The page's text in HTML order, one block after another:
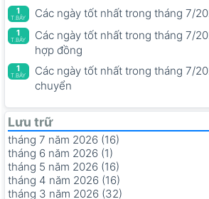
1
T.BẢY Các ngày tốt nhất trong tháng 7/
1
T.BẢY
Các ngày tốt nhất trong tháng 7/
hợp đồng
1
T.BẢY
Các ngày tốt nhất trong tháng 7/
chuyển
Lưu trữ
tháng 7 năm 2026 (16)
tháng 6 năm 2026 (1)
tháng 5 năm 2026 (16)
tháng 4 năm 2026 (16)
tháng 3 năm 2026 (32)